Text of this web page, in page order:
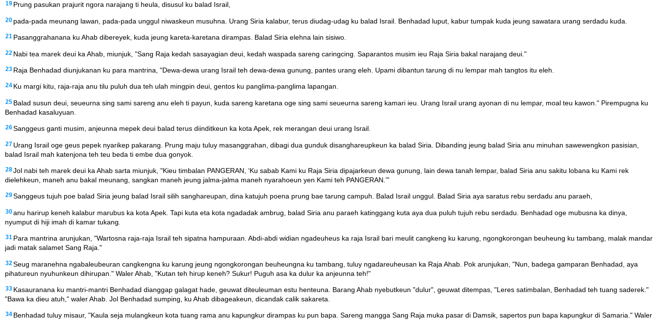
19 Prung pasukan prajurit ngora narajang ti heula, disusul ku balad Israil,
20 pada-pada meunang lawan, pada-pada unggul niwaskeun musuhna. Urang Siria kalabur, terus diudag-udag ku balad Israil. Benhadad luput, kabur tumpak kuda jeung sawatara urang serdadu kuda.
21 Pasanggrahanana ku Ahab dibereyek, kuda jeung kareta-karetana dirampas. Balad Siria elehna lain sisiwo.
22 Nabi tea marek deui ka Ahab, miunjuk, "Sang Raja kedah sasayagian deui, kedah waspada sareng caringcing. Saparantos musim ieu Raja Siria bakal narajang deui."
23 Raja Benhadad diunjukanan ku para mantrina, "Dewa-dewa urang Israil teh dewa-dewa gunung, pantes urang eleh. Upami dibantun tarung di nu lempar mah tangtos itu eleh.
24 Ku margi kitu, raja-raja anu tilu puluh dua teh ulah mingpin deui, gentos ku panglima-panglima lapangan.
25 Balad susun deui, seueurna sing sami sareng anu eleh ti payun, kuda sareng karetana oge sing sami seueurna sareng kamari ieu. Urang Israil urang ayonan di nu lempar, moal teu kawon." Pirempugna ku
Benhadad kasaluyuan.
26Sanggeus ganti musim, anjeunna mepek deui balad terus diinditkeun ka kota Apek, rek merangan deui urang Israil.
27 Urang Israil oge geus pepek nyarikep pakarang. Prung maju tuluy masanggrahan, dibagi dua gunduk disanghareupkeun ka balad Siria. Dibanding jeung balad Siria anu minuhan sawewengkon pasisian,
balad Israil mah katenjona teh teu beda ti embe dua gonyok.
28Jol nabi teh marek deui ka Ahab sarta miunjuk, "Kieu timbalan PANGERAN, ‘Ku sabab Kami ku Raja Siria dipajarkeun dewa gunung, lain dewa tanah lempar, balad Siria anu sakitu lobana ku Kami rek
dielehkeun, maneh anu bakal meunang, sangkan maneh jeung jalma-jalma maneh nyarahoeun yen Kami teh PANGERAN.’"
29Sanggeus tujuh poe balad Siria jeung balad Israil silih sanghareupan, dina katujuh poena prung bae tarung campuh. Balad Israil unggul. Balad Siria aya saratus rebu serdadu anu paraeh,
30anu harirup keneh kalabur marubus ka kota Apek. Tapi kuta eta kota ngadadak ambrug, balad Siria anu paraeh katinggang kuta aya dua puluh tujuh rebu serdadu. Benhadad oge mubusna ka dinya,
nyumput di hiji imah di kamar tukang.
31 Para mantrina arunjukan, "Wartosna raja-raja Israil teh sipatna hampuraan. Abdi-abdi widian ngadeuheus ka raja Israil bari meulit cangkeng ku karung, ngongkorongan beuheung ku tambang, malak mandar
jadi matak salamet Sang Raja."
32 Seug maranehna ngabaleubeuran cangkengna ku karung jeung ngongkorongan beuheungna ku tambang, tuluy ngadareuheusan ka Raja Ahab. Pok arunjukan, "Nun, badega gamparan Benhadad, aya
pihatureun nyuhunkeun dihirupan." Waler Ahab, "Kutan teh hirup keneh? Sukur! Puguh asa ka dulur ka anjeunna teh!"
33 Kasauranana ku mantri-mantri Benhadad dianggap galagat hade, geuwat diteuleuman estu henteuna. Barang Ahab nyebutkeun "dulur", geuwat ditempas, "Leres satimbalan, Benhadad teh tuang saderek."
"Bawa ka dieu atuh," waler Ahab. Jol Benhadad sumping, ku Ahab dibageakeun, dicandak calik sakareta.
34 Benhadad tuluy misaur, "Kaula seja mulangkeun kota tuang rama anu kapungkur dirampas ku pun bapa. Sareng mangga Sang Raja muka pasar di Damsik, sapertos pun bapa kapungkur di Samaria." Waler